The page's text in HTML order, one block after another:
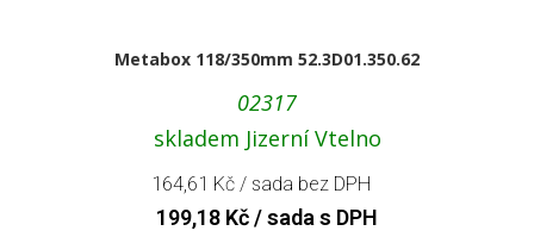
Metabox 118/350mm 52.3D01.350.62
02317
skladem Jizerní Vtelno
164,61 Kč / sada bez DPH
199,18 Kč / sada s DPH